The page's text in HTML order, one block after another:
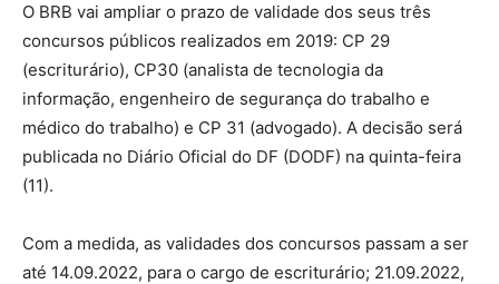
O BRB vai ampliar o prazo de validade dos seus três
concursos públicos realizados em 2019: CP 29
(escriturário), CP30 (analista de tecnologia da
informação, engenheiro de segurança do trabalho e
médico do trabalho) e CP 31 (advogado). A decisão será
publicada no Diário Oficial do DF (DODF) na quinta-feira
(11).
Com a medida, as validades dos concursos passam a ser
até 14.09.2022, para o cargo de escriturário; 21.09.2022,